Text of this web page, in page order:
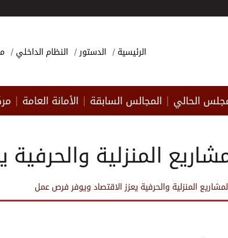
الرئيسية الدستور النظام الداخلي
الحالي المجالس السابقة الأمانة العامة
المنزلية
المنزلية والحرفية يعزز الاقتصاد ويوفر فرص عمل